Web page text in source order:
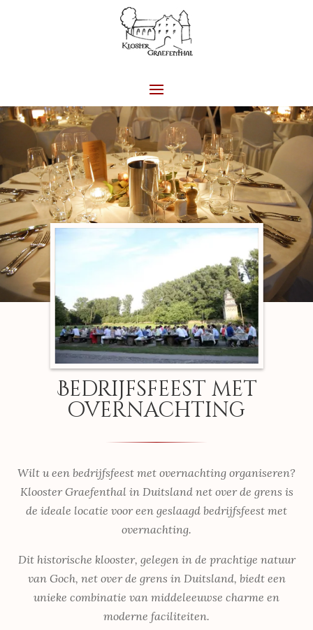
Bedrijfsfeest met
overnachting
Wilt u een bedrijfsfeest met overnachting organiseren?
Klooster Graefenthal in Duitsland net over de grens is
de ideale locatie voor een geslaagd bedrijfsfeest met
overnachting.
Dit historische klooster, gelegen in de prachtige natuur
van Goch, net over de grens in Duitsland, biedt een
unieke combinatie van middeleeuwse charme en
moderne faciliteiten.